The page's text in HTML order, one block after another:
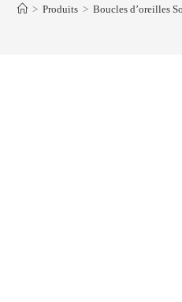
> Produits > Boucles d’oreilles